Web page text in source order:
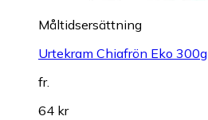
Måltidsersättning
Urtekram Chiafrön Eko 300g
fr.
64 kr